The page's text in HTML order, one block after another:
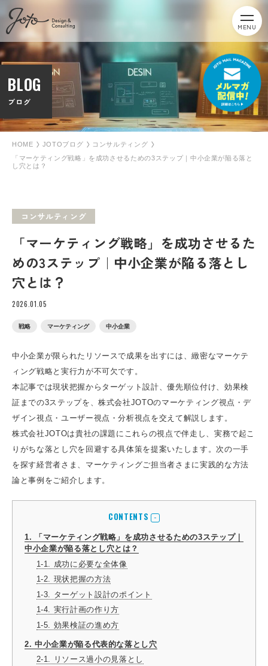
MENU
BLOG
ブログ
HOME JOTOブログ
コンサルティング
「マーケティング戦略」を成功させるための3ステップ｜中小企業が陥る落と
し穴とは？
コンサルティング
「マーケティング戦略」を成功させるた
めの3ステップ｜中小企業が陥る落とし
穴とは？
2026.01.05
戦略 マーケティング 中小企業
中小企業が限られたリソースで成果を出すには、緻密なマーケテ
ィング戦略と実行力が不可欠です。
本記事では現状把握からターゲット設計、優先順位付け、効果検
証までの3ステップを、株式会社JOTOのマーケティング視点・デ
ザイン視点・ユーザー視点・分析視点を交えて解説します。
株式会社JOTOは貴社の課題にこれらの視点で伴走し、実務で起こ
りがちな落とし穴を回避する具体策を提案いたします。次の一手
を探す経営者さま、マーケティングご担当者さまに実践的な方法
論と事例をご紹介します。
CONTENTS
1. 「マーケティング戦略」を成功させるための3ステップ｜
中小企業が陥る落とし穴とは？
1-1. 成功に必要な全体像
1-2. 現状把握の方法
1-3. ターゲット設計のポイント
1-4. 実行計画の作り方
1-5. 効果検証の進め方
2. 中小企業が陥る代表的な落とし穴
2-1. リソース過小の見落とし